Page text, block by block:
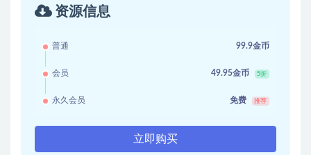
资源信息
普通 99.9金币
会员 49.95金币 5折
永久会员 免费 推荐
立即购买